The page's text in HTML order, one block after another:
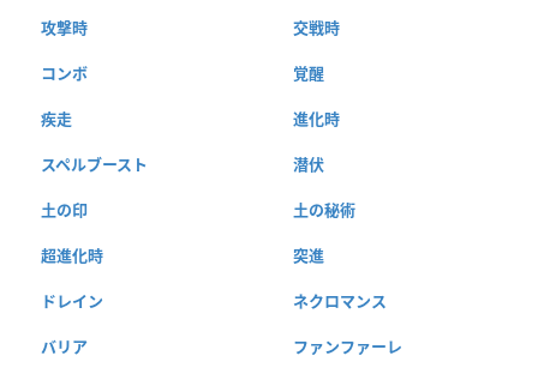
攻撃時 交戦時
コンボ 覚醒
疾走 進化時
スペルブースト 潜伏
土の印 土の秘術
超進化時 突進
ドレイン ネクロマンス
バリア ファンファーレ